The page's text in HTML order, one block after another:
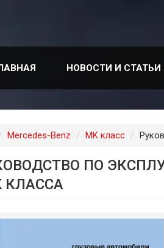
НОВОСТИ И СТАТЬИ
Mercedes-Benz MK класс
ПО
КЛАССА